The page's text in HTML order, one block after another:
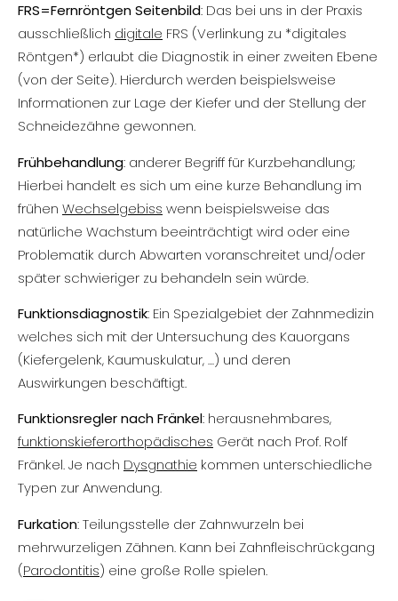
FRS=Fernröntgen Seitenbild: Das bei uns in der Praxis
ausschließlich digitale FRS (Verlinkung zu *digitales
Röntgen*) erlaubt die Diagnostik in einer zweiten Ebene
(von der Seite). Hierdurch werden beispielsweise
Informationen zur Lage der Kiefer und der Stellung der
Schneidezähne gewonnen.
Frühbehandlung: anderer Begriff für Kurzbehandlung;
Hierbei handelt es sich um eine kurze Behandlung im
frühen Wechselgebiss wenn beispielsweise das
natürliche Wachstum beeinträchtigt wird oder eine
Problematik durch Abwarten voranschreitet und/oder
später schwieriger zu behandeln sein würde.
Funktionsdiagnostik: Ein Spezialgebiet der Zahnmedizin
welches sich mit der Untersuchung des Kauorgans
(Kiefergelenk, Kaumuskulatur, …) und deren
Auswirkungen beschäftigt.
Funktionsregler nach Fränkel: herausnehmbares,
funktionskieferorthopädisches Gerät nach Prof. Rolf
Fränkel. Je nach Dysgnathie kommen unterschiedliche
Typen zur Anwendung.
Furkation: Teilungsstelle der Zahnwurzeln bei
mehrwurzeligen Zähnen. Kann bei Zahnfleischrückgang
(Parodontitis) eine große Rolle spielen.